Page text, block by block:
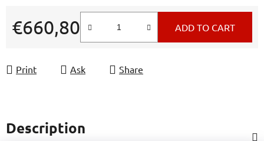
€660,80 ADD TO CART
Print Ask Share
Description